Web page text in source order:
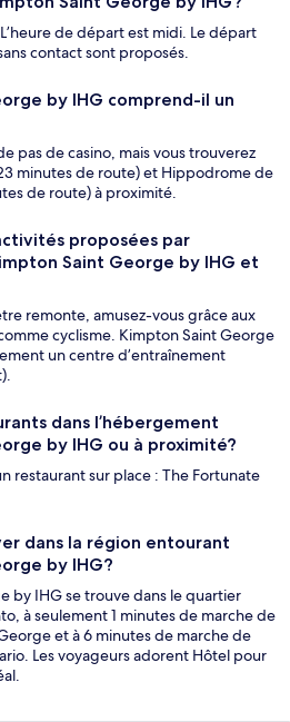
de départ est midi. Le départ
contact sont proposés.
by IHG comprend-il un
pas de casino, mais vous trouverez
minutes de route) et Hippodrome de
de route) à proximité.
proposées par
Saint George by IHG et
remonte, amusez-vous grâce aux
cyclisme. Kimpton Saint George
un centre d’entraînement
dans l’hébergement
by IHG ou à proximité?
restaurant sur place : The Fortunate
dans la région entourant
by IHG?
by IHG se trouve dans le quartier
à seulement 1 minutes de marche de
et à 6 minutes de marche de
Les voyageurs adorent Hôtel pour